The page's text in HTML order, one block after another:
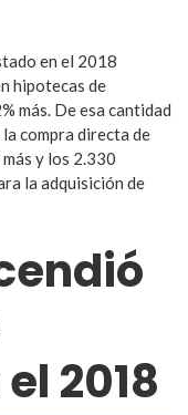
en el 2018
hipotecas de
más. De esa cantidad
compra directa de
y los 2.330
la adquisición de
2018